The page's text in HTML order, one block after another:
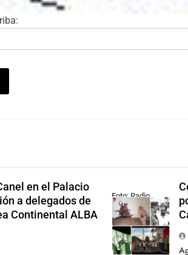
en el Palacio
a delegados de
Continental ALBA
Foto: Radio
Rebelde